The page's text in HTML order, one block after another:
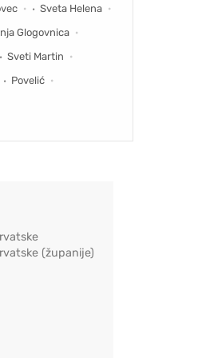
Sveta Helena
Glogovnica
Sveti Martin
Povelić
(županije)